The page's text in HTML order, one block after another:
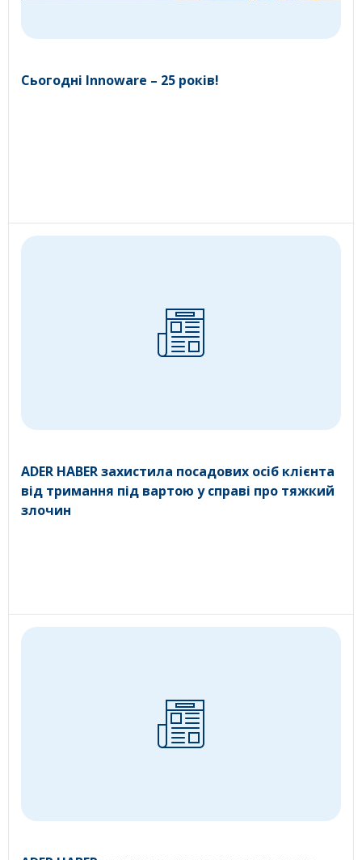
Сьогодні Innoware – 25 років!
ADER HABER захистила посадових осіб клієнта
від тримання під вартою у справі про тяжкий
злочин